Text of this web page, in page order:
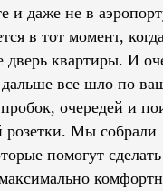
и даже не в
в тот момент, когда
дверь квартиры. И
дальше все шло по
очередей и
розетки. Мы собрали
помогут сделать